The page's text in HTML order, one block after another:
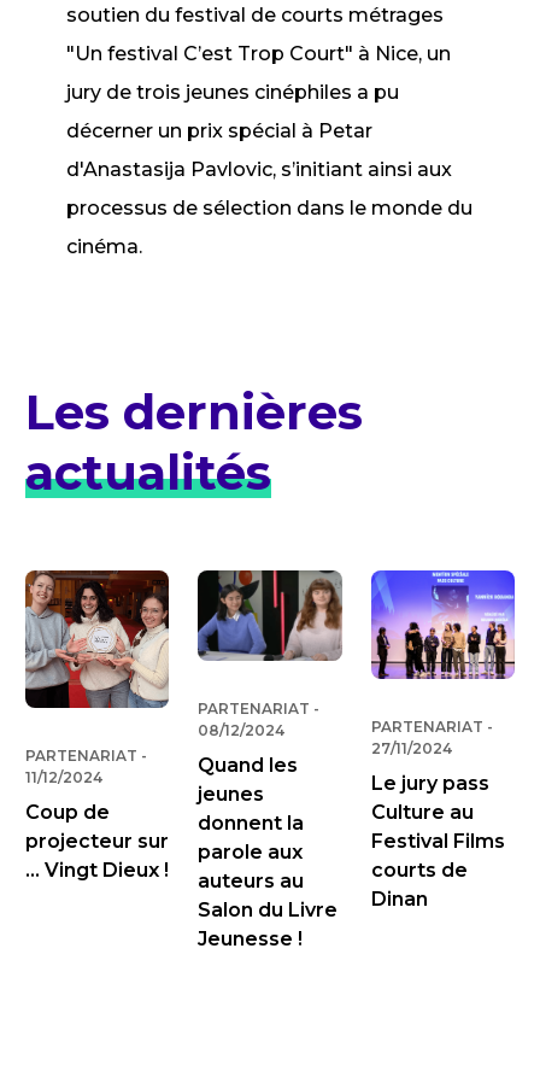
soutien du festival de courts métrages
"Un festival C’est Trop Court" à Nice, un
jury de trois jeunes cinéphiles a pu
décerner un prix spécial à Petar
d'Anastasija Pavlovic, s’initiant ainsi aux
processus de sélection dans le monde du
cinéma.
Les dernières
actualités
PARTENARIAT - PUBLIÉ LE
11/12/2024
Coup de
projecteur sur
... Vingt Dieux !
PARTENARIAT -
08/12/2024
Quand les
jeunes
donnent la
parole aux
auteurs au
Salon du Livre
Jeunesse !
PARTENARIAT -
27/11/2024
Le jury pass
Culture au
Festival Films
courts de
Dinan